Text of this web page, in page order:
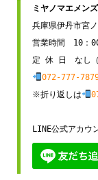
兵庫県伊丹市宮
営業時間　10：
072-777-
※折り返しは
LINE公式アカウ